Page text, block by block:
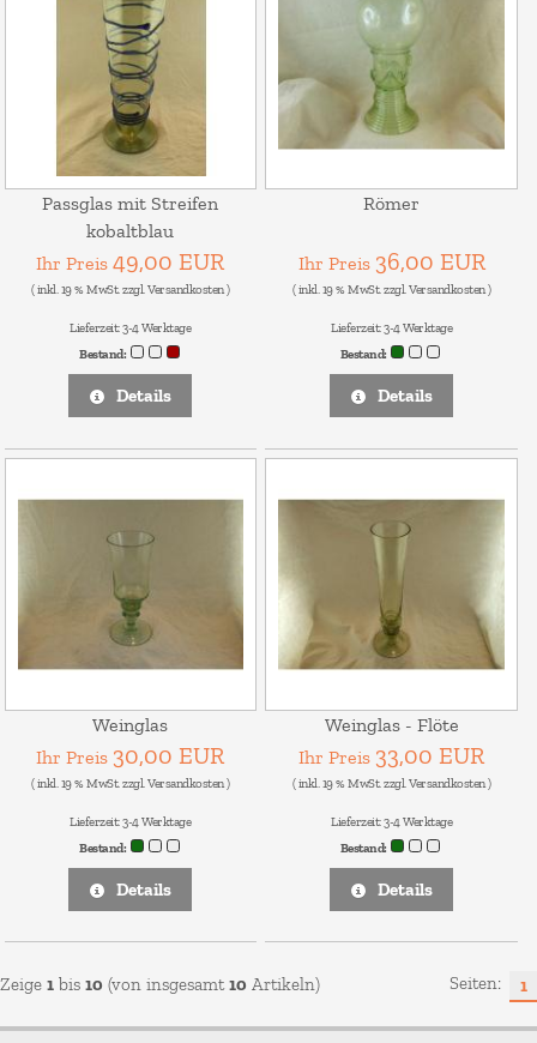
Passglas mit Streifen
kobaltblau
Ihr Preis49,00 EUR
( inkl. 19 % MwSt. zzgl.Versandkosten)
Lieferzeit:3-4 Werktage
Bestand:
Details
Römer
Ihr Preis 36,00 EUR
( inkl. 19 % MwSt. zzgl.Versandkosten)
Lieferzeit:3-4 Werktage
Bestand:
Details
Weinglas
Ihr Preis 30,00 EUR
( inkl. 19 % MwSt. zzgl.Versandkosten)
Lieferzeit:3-4 Werktage
Bestand:
Details
Weinglas - Flöte
Ihr Preis 33,00 EUR
( inkl. 19 % MwSt. zzgl.Versandkosten)
Lieferzeit:3-4 Werktage
Bestand:
Details
Zeige 1 bis 10 (von insgesamt10 Artikeln) Seiten: 1